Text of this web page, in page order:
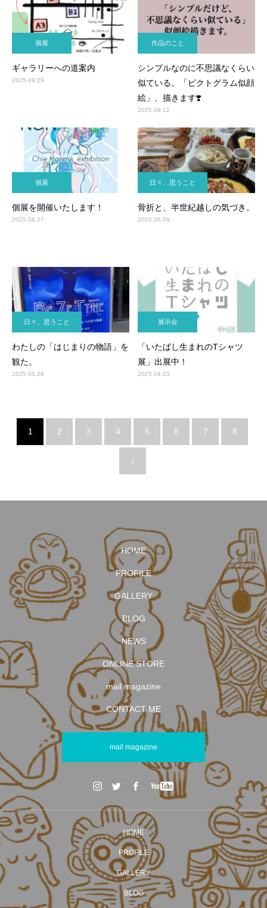
個展
ギャラリーへの道案内
2025.09.29
作品のこと
シンプルなのに不思議なくらい
似ている。「ピクトグラム似顔
絵」、描きます❣️
2025.09.12
個展
個展を開催いたします！
2025.08.27
日々、思うこと
骨折と、半世紀越しの気づき。
2025.06.09
日々、思うこと
わたしの「はじまりの物語」を
観た。
2025.05.26
展示会
「いたばし生まれのTシャツ
展」出展中！
2025.04.03
1 2 3 4 5 6 7 8
HOME
PROFILE
GALLERY
BLOG
NEWS
ONLINE STORE
mail magazine
CONTACT ME
mail magazine
HOME
PROFILE
GALLERY
BLOG